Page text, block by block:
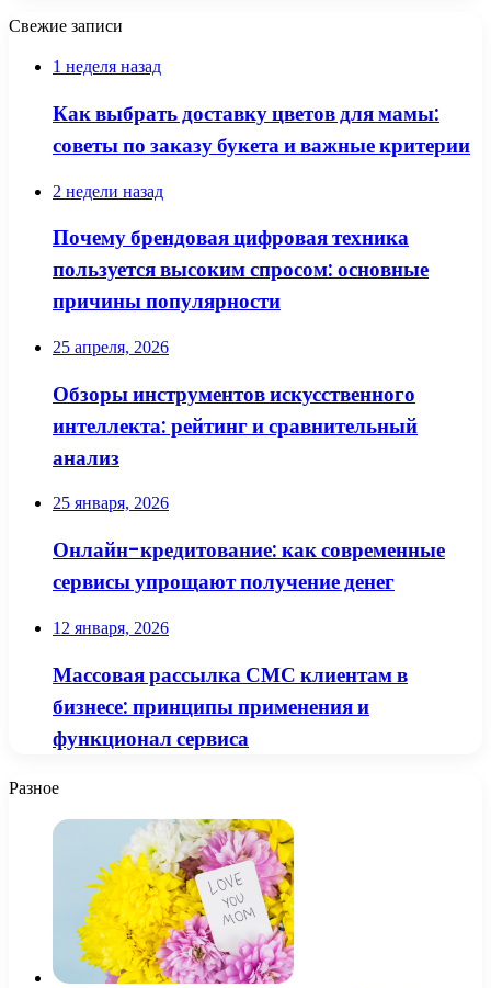
Свежие записи
1 неделя назад
Как выбрать доставку цветов для мамы:
советы по заказу букета и важные критерии
2 недели назад
Почему брендовая цифровая техника
пользуется высоким спросом: основные
причины популярности
25 апреля, 2026
Обзоры инструментов искусственного
интеллекта: рейтинг и сравнительный
анализ
25 января, 2026
Онлайн-кредитование: как современные
сервисы упрощают получение денег
12 января, 2026
Массовая рассылка СМС клиентам в
бизнесе: принципы применения и
функционал сервиса
Разное